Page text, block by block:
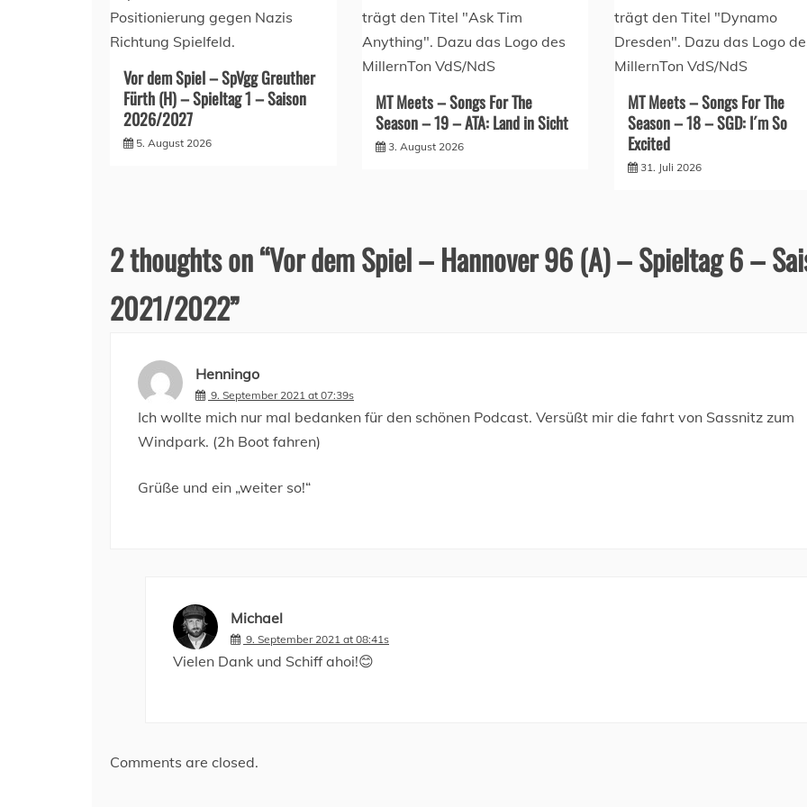
Vor dem Spiel – SpVgg Greuther
Fürth (H) – Spieltag 1 – Saison
2026/2027
5. August 2026
MT Meets – Songs For The
Season – 19 – ATA: Land in Sicht
3. August 2026
MT Meets – Songs For The
Season – 18 – SGD: I´m So
Excited
31. Juli 2026
2 thoughts on “Vor dem Spiel – Hannover 96 (A) – Spieltag 6 –
2021/2022”
Henningo
9. September 2021 at 07:39s
Ich wollte mich nur mal bedanken für den schönen Podcast. Versüßt mir die fahrt von Sassnitz zum
Windpark. (2h Boot fahren)
Grüße und ein „weiter so!“
Michael
9. September 2021 at 08:41s
Vielen Dank und Schiff ahoi!😊
Comments are closed.